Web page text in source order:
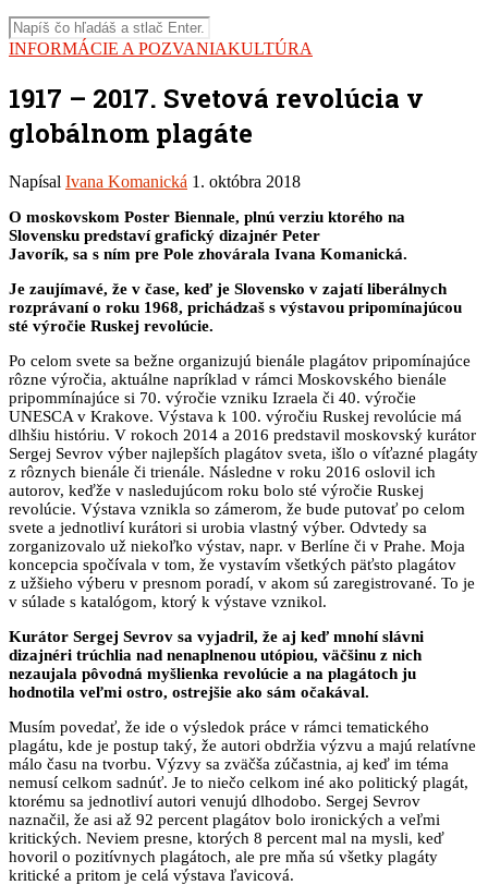
INFORMÁCIE A POZVANIAKULTÚRA
1917 – 2017. Svetová revolúcia v
globálnom plagáte
Napísal Ivana Komanická 1. októbra 2018
O moskovskom Poster Biennale, plnú verziu ktorého na
Slovensku predstaví grafický dizajnér Peter
Javorík, sa s ním pre Pole zhovárala Ivana Komanická.
Je zaujímavé, že v čase, keď je Slovensko v zajatí liberálnych
rozprávaní o roku 1968, prichádzaš s výstavou pripomínajúcou
sté výročie Ruskej revolúcie.
Po celom svete sa bežne organizujú bienále plagátov pripomínajúce
rôzne výročia, aktuálne napríklad v rámci Moskovského bienále
pripommínajúce si 70. výročie vzniku Izraela či 40. výročie
UNESCA v Krakove. Výstava k 100. výročiu Ruskej revolúcie má
dlhšiu históriu. V rokoch 2014 a 2016 predstavil moskovský kurátor
Sergej Sevrov výber najlepších plagátov sveta, išlo o víťazné plagáty
z rôznych bienále či trienále. Následne v roku 2016 oslovil ich
autorov, keďže v nasledujúcom roku bolo sté výročie Ruskej
revolúcie. Výstava vznikla so zámerom, že bude putovať po celom
svete a jednotliví kurátori si urobia vlastný výber. Odvtedy sa
zorganizovalo už niekoľko výstav, napr. v Berlíne či v Prahe. Moja
koncepcia spočívala v tom, že vystavím všetkých päťsto plagátov
z užšieho výberu v presnom poradí, v akom sú zaregistrované. To je
v súlade s katalógom, ktorý k výstave vznikol.
Kurátor Sergej Sevrov sa vyjadril, že aj keď mnohí slávni
dizajnéri trúchlia nad nenaplnenou utópiou, väčšinu z nich
nezaujala pôvodná myšlienka revolúcie a na plagátoch ju
hodnotila veľmi ostro, ostrejšie ako sám očakával.
Musím povedať, že ide o výsledok práce v rámci tematického
plagátu, kde je postup taký, že autori obdržia výzvu a majú relatívne
málo času na tvorbu. Výzvy sa zväčša zúčastnia, aj keď im téma
nemusí celkom sadnúť. Je to niečo celkom iné ako politický plagát,
ktorému sa jednotliví autori venujú dlhodobo. Sergej Sevrov
naznačil, že asi až 92 percent plagátov bolo ironických a veľmi
kritických. Neviem presne, ktorých 8 percent mal na mysli, keď
hovoril o pozitívnych plagátoch, ale pre mňa sú všetky plagáty
kritické a pritom je celá výstava ľavicová.